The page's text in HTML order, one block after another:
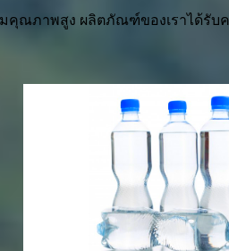
คุณภาพสูง ผลิตภัณฑ์ของเราได้รับ